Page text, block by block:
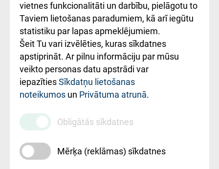
Rēķinu apmaksas
ceļvedis
Rekvizīti un
ārstniecības
iestādes kods
010000234
Maksas
pakalpojumu
cenrādis
vietnes funkcionalitāti un darbību, pielāgotu to
Taviem lietošanas paradumiem, kā arī iegūtu
statistiku par lapas apmeklējumiem.
Šeit Tu vari izvēlēties, kuras sīkdatnes
apstiprināt. Ar pilnu informāciju par mūsu
veikto personas datu apstrādi var
iepazītiesSīkdatņu lietošanas
noteikumos un Privātuma atrunā.
Obligātās sīkdatnes
Mērķa (reklāmas) sīkdatnes